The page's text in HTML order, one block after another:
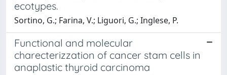
ecotypes.
Sortino, G.; Farina, V.; Liguori, G.; Inglese, P.
Functional and molecular
charecterizzation of cancer stam cells in
anaplastic thyroid carcinoma